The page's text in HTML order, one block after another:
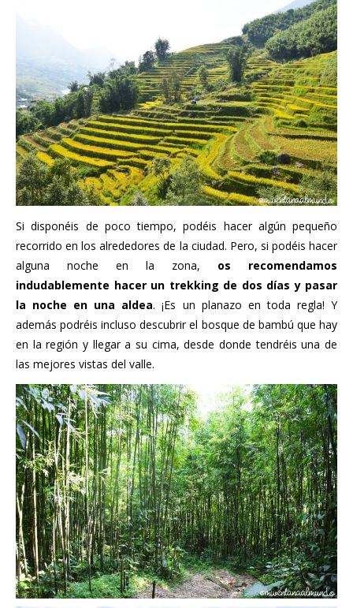
Si disponéis de poco tiempo, podéis hacer algún pequeño
recorrido en los alrededores de la ciudad. Pero, si podéis hacer
alguna noche en la zona, os recomendamos
indudablemente hacer un trekking de dos días y pasar
la noche en una aldea. ¡Es un planazo en toda regla! Y
además podréis incluso descubrir el bosque de bambú que hay
en la región y llegar a su cima, desde donde tendréis una de
las mejores vistas del valle.